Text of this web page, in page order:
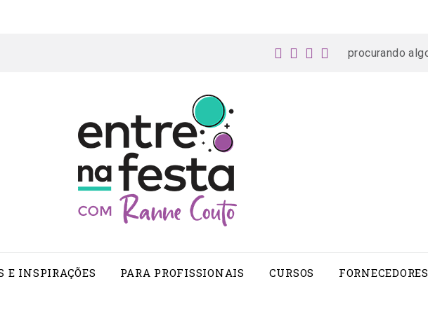
facebook
instagram
pinterest
youtube
algo?
E INSPIRAÇÕES PARA PROFISSIONAIS CURSOS FORNECEDORES